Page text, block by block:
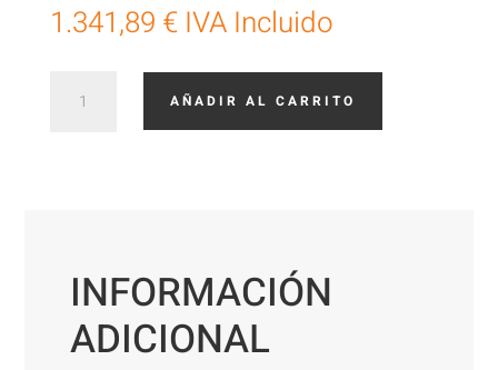
1.341,89 € IVA Incluido
TXF50D
AÑADIR AL CARRITO
INFORMACIÓN
ADICIONAL